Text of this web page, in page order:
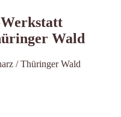
Wald